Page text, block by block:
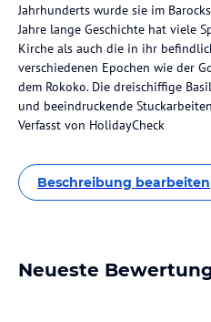
Jahrhunderts wurde sie im
Jahre lange Geschichte hat viele
Kirche als auch die in ihr
verschiedenen Epochen wie der
dem Rokoko. Die dreischiffige
und beeindruckende
Verfasst von HolidayCheck
Beschreibung bearbeiten
Neueste